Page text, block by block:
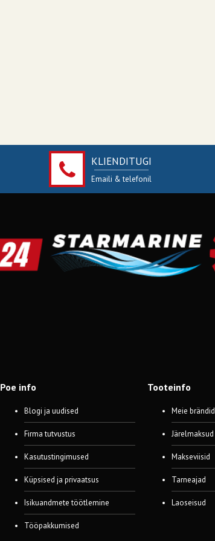
KLIENDITUGI
Emaili & telefonil
Poe info
Blogi ja uudised
Firma tutvustus
Kasutustingimused
Küpsised ja privaatsus
Isikuandmete töötlemine
Tööpakkumised
Tooteinfo
Meie brändid
Järelmaksud
Makseviisid
Tarneajad
Laoseisud